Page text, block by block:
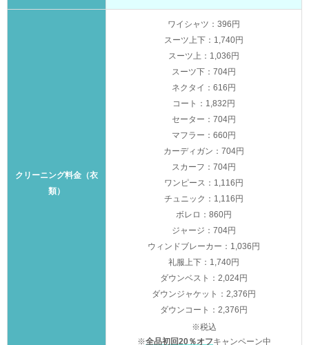
クリーニング料金（衣
類）
ワイシャツ：396円
スーツ上下：1,740円
スーツ上：1,036円
スーツ下：704円
ネクタイ：616円
コート：1,832円
セーター：704円
マフラー：660円
カーディガン：704円
スカーフ：704円
ワンピース：1,116円
チュニック：1,116円
ボレロ：860円
ジャージ：704円
ウィンドブレーカー：1,036円
礼服上下：1,740円
ダウンベスト：2,024円
ダウンジャケット：2,376円
ダウンコート：2,376円
※税込
※全品初回20％オフキャンペーン中